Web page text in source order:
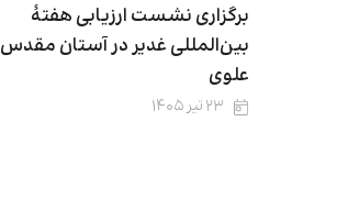
برگزاری نشست ارزیابی هفتۀ
بین‌المللی غدیر در آستان مقدس
علوی
۲۳ تیر ۱۴۰۵